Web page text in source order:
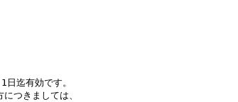
迄有効です。
つきましては、